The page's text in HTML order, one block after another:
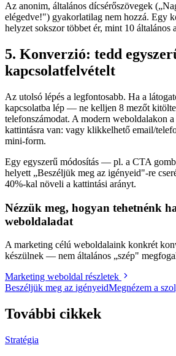
Az anonim, általános dícsérőszövegek
elégedve!") gyakorlatilag nem hozzá. Egy
helyzet sokszor többet ér, mint 10 általános
5. Konverzió: tedd
kapcsolatfelvételt
Az utolsó lépés a legfontosabb. Ha a
kapcsolatba lép — ne kelljen 8 mezőt
telefonszámodat. A modern weboldalakon
kattintásra van: vagy klikkelhető email/
mini-form.
Egy egyszerű módosítás — pl. a CTA
helyett „Beszéljük meg az igényeid"-re
40%-kal növeli a kattintási arányt.
Nézzük meg, hogyan tehetnénk
weboldaladat
A marketing célú weboldalaink konkrét
készülnek — nem általános „szép"
Marketing weboldal részletek
Beszéljük meg az igényeidMegnézem a
További cikkek
Stratégia